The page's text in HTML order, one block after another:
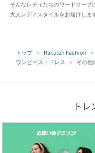
そんなレディたちのワードロー
大人レディスタイルをお届けしま
トップ Rakuten Fashion
ワンピース・ドレス
その他
トレ